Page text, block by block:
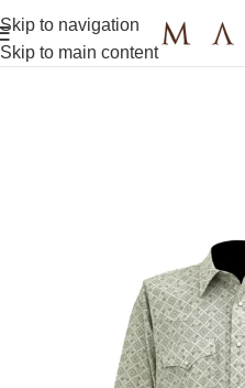
Skip to navigation
Skip to main content